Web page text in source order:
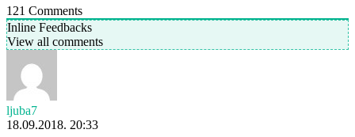
121 Comments
Inline Feedbacks
View all comments
ljuba7
18.09.2018. 20:33